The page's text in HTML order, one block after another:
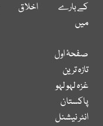
کے بارے
میں
اخلاق
صفحۂ اول
تازہ ترین
غزہ لہو لہو
پاکستان
انٹر نیشنل